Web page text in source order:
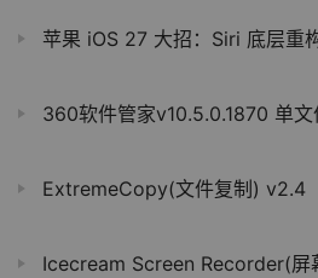
苹果 iOS 27 大招：Siri 底层重构
360软件管家v10.5.0.1870 单文
ExtremeCopy(文件复制) v2.4
Icecream Screen Recorder(屏